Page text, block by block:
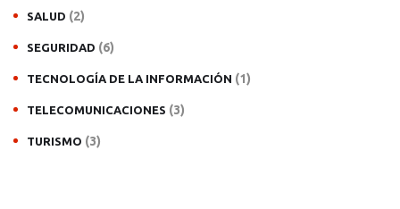
SALUD (2)
SEGURIDAD (6)
TECNOLOGÍA DE LA INFORMACIÓN (1)
TELECOMUNICACIONES (3)
TURISMO (3)